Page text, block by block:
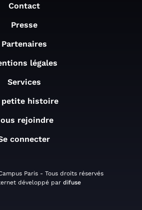
Contact
Presse
Partenaires
légales
Services
petite histoire
rejoindre
connecter
Paris - Tous droits réservés
développé par difuse